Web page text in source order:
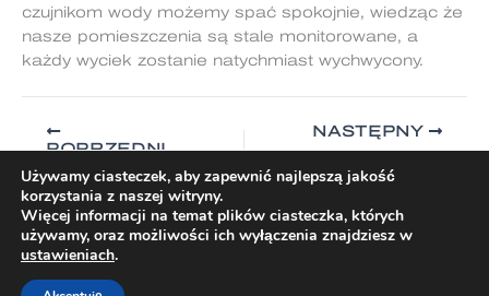
czujnikom wody możemy spać spokojnie, wiedząc że
nasze pomieszczenia są stale monitorowane, a
każdy wyciek zostanie natychmiast wychwycony.
POPRZEDNI
NASTĘPNY
Używamy ciasteczek, aby zapewnić najlepszą jakość
korzystania z naszej witryny.
Więcej informacji na temat plików ciasteczka, których
używamy, oraz możliwości ich wyłączenia znajdziesz w
ustawieniach.